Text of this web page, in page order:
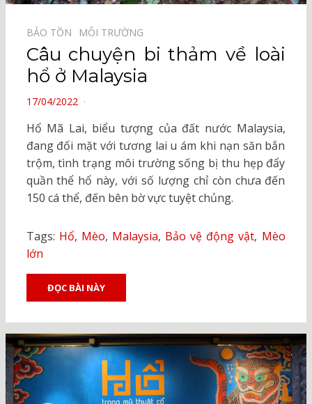
BẢO TỒN⠀ MÔI TRƯỜNG⠀
Câu chuyện bi thảm về loài
hổ ở Malaysia
POSTED
17/04/2022
Hổ Mã Lai, biểu tượng của đất nước Malaysia,
đang đối mặt với tương lai u ám khi nạn săn bắn
trộm, tình trạng môi trường sống bị thu hẹp đẩy
quần thể hổ này, với số lượng chỉ còn chưa đến
150 cá thể, đến bên bờ vực tuyệt chủng.
Tags: Hổ, Mèo, Malaysia, Bảo vệ động vật, Mèo
lớn
ĐỌC BÀI NÀY